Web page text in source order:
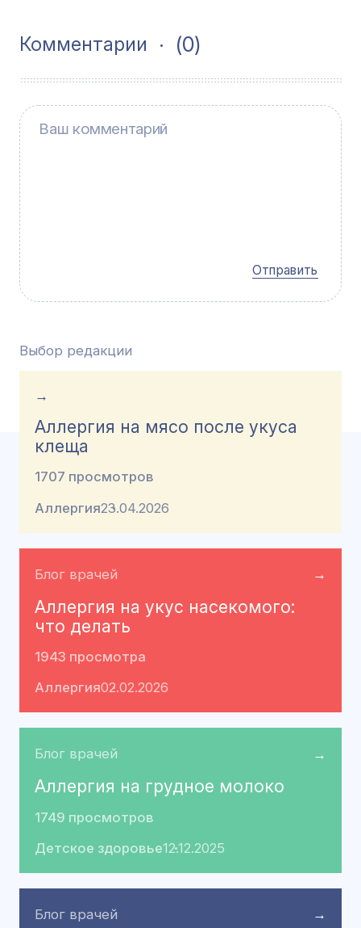
Комментарии (0)
Отправить
Выбор редакции
→
Аллергия на мясо после укуса
клеща
1707 просмотров
Аллергия23.04.2026
Блог врачей →
Аллергия на укус насекомого:
что делать
1943 просмотра
Аллергия02.02.2026
Блог врачей →
Аллергия на грудное молоко
1749 просмотров
Детское здоровье12.12.2025
Блог врачей →